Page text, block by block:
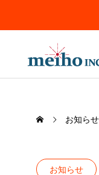
お知らせ
お知らせ